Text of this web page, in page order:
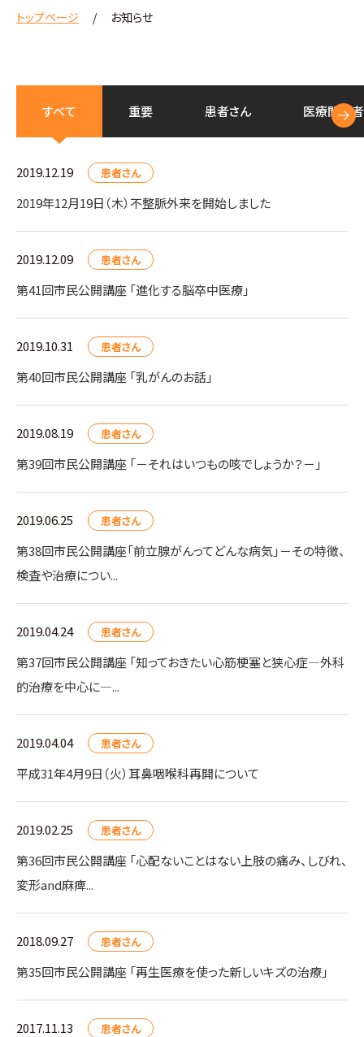
トップページ お知らせ
すべて 重要 患者さん 医療関係
2019.12.19 患者さん
2019年12月19日（木）不整脈外来を開始しました
2019.12.09 患者さん
第41回市民公開講座 「進化する脳卒中医療」
2019.10.31 患者さん
第40回市民公開講座 「乳がんのお話」
2019.08.19 患者さん
第39回市民公開講座 「－それはいつもの咳でしょうか？－」
2019.06.25 患者さん
第38回市民公開講座「前立腺がんってどんな病気」－その特徴、
検査や治療につい...
2019.04.24 患者さん
第37回市民公開講座 「知っておきたい心筋梗塞と狭心症―外科
的治療を中心に―...
2019.04.04 患者さん
平成31年4月9日（火）耳鼻咽喉科再開について
2019.02.25 患者さん
第36回市民公開講座 「心配ないことはない上肢の痛み、しびれ、
変形and麻痺...
2018.09.27 患者さん
第35回市民公開講座 「再生医療を使った新しいキズの治療」
2017.11.13 患者さん